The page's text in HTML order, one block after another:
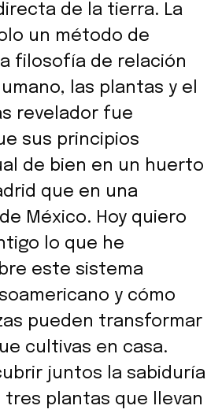
de la tierra. La
un método de
filosofía de relación
las plantas y el
revelador fue
sus principios
de bien en un huerto
que en una
México. Hoy quiero
lo que he
este sistema
y cómo
pueden transformar
cultivas en casa.
juntos la sabiduría
tres plantas que llevan